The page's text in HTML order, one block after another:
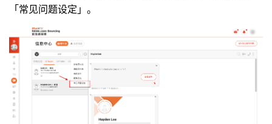
「常见问题设定」。